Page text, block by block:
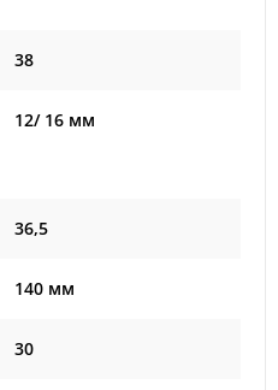
38
12/ 16 мм
36,5
140 мм
30